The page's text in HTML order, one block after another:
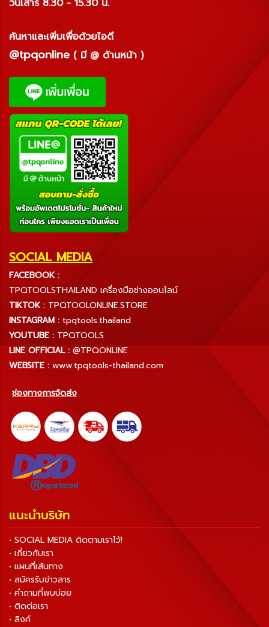
ค้นหาและเพิ่มเพื่อด้วยไอดี
@tpqonline ( มี @ ด้านหน้า )
SOCIAL MEDIA
FACEBOOK :
TPQTOOLSTHAILAND เครื่องมือช่างออนไลน์
TIKTOK : TPQTOOLONLINE.STORE
INSTAGRAM : tpqtools.thailand
YOUTUBE : TPQTOOLS
LINE OFFICIAL : @TPQONLINE
WEBSITE : www.tpqtools-thailand.com
ช่องทางการจัดส่ง
แนะนำบริษัท
• SOCIAL MEDIA ติดตามเราไว้!
• เกี่ยวกับเรา
• แผนที่เส้นทาง
• สมัครรับข่าวสาร
• คำถามที่พบบ่อย
• ติดต่อเรา
• ลิงค์